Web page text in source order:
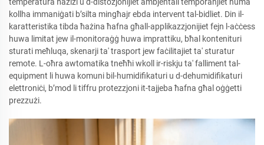
kollha immaniġati b’silta mingħajr ebda intervent tal-bidliet. Din il-
karatteristika tibda ħażina ħafna għall-applikazzjonijiet fejn l-aċċess
huwa limitat jew il-monitoraġġ huwa imprattiku, bħal kontenituri
sturati meħluqa, skenarji ta' trasport jew faċilitajiet ta' sturatur
remote. L-oħra awtomatika tneħħi wkoll ir-riskju ta' falliment tal-
equipment li huwa komuni bil-humidifikaturi u d-dehumidifikaturi
elettroniċi, b’mod li tiffru protezzjoni it-tajjeba ħafna għal oġġetti
prezzużi.